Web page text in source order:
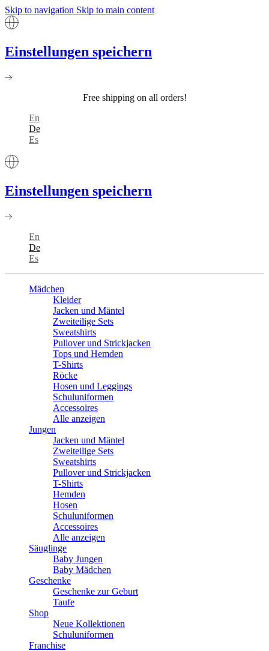
Skip to navigation Skip to main content
Einstellungen speichern
Free shipping on all orders!
En
De
Es
Einstellungen speichern
En
De
Es
Mädchen
Kleider
Jacken und Mäntel
Zweiteilige Sets
Sweatshirts
Pullover und Strickjacken
Tops und Hemden
T-Shirts
Röcke
Hosen und Leggings
Schuluniformen
Accessoires
Alle anzeigen
Jungen
Jacken und Mäntel
Zweiteilige Sets
Sweatshirts
Pullover und Strickjacken
T-Shirts
Hemden
Hosen
Schuluniformen
Accessoires
Alle anzeigen
Säuglinge
Baby Jungen
Baby Mädchen
Geschenke
Geschenke zur Geburt
Taufe
Shop
Neue Kollektionen
Schuluniformen
Franchise